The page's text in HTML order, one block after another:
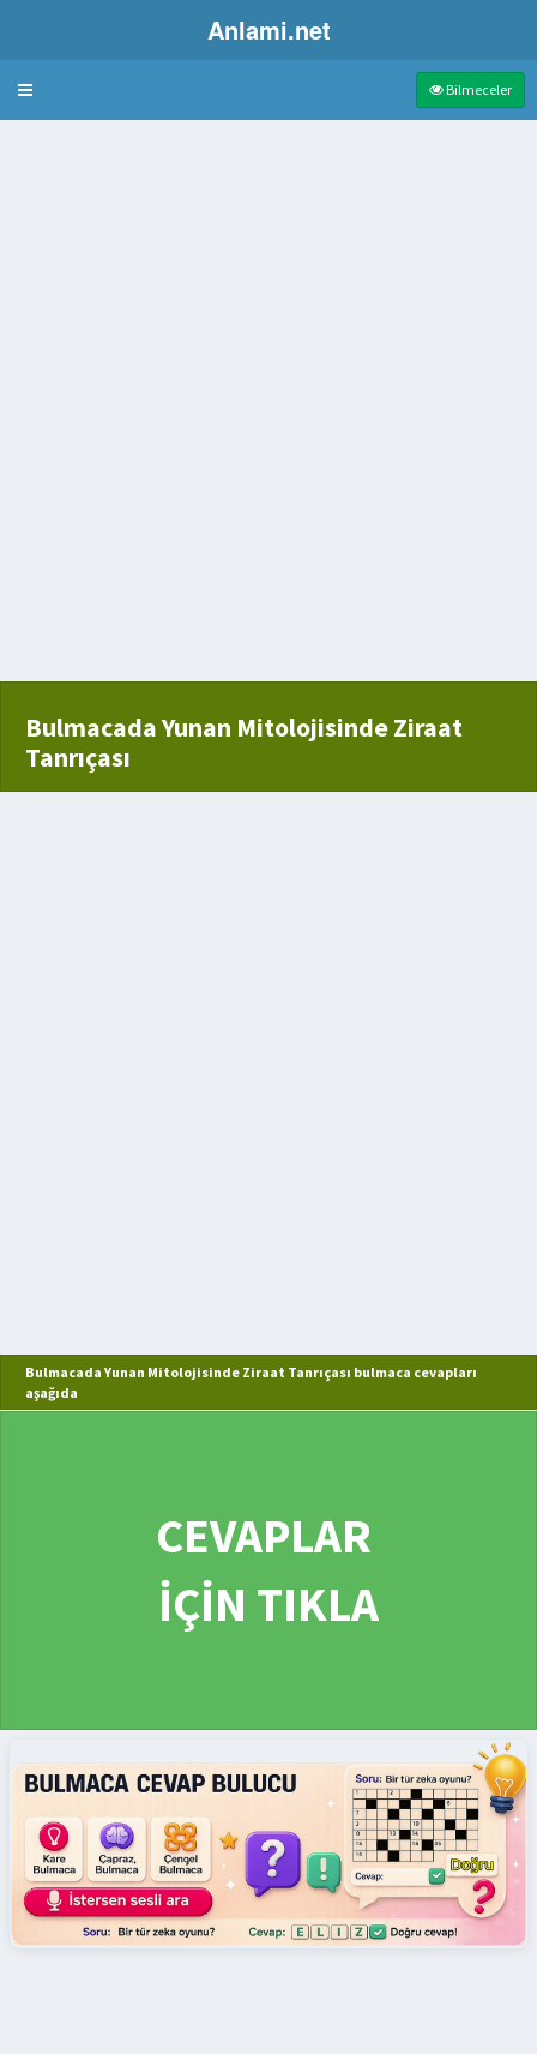
Anlami.net
Bulmaca Bilmeceler
Bulmacada Yunan Mitolojisinde Ziraat
Tanrıçası
Bulmacada Yunan Mitolojisinde Ziraat Tanrıçası bulmaca cevapları
aşağıda
CEVAPLAR
İÇİN TIKLA